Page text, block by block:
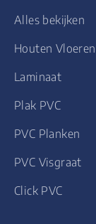
Alles bekijken
Houten Vloeren
Laminaat
Plak PVC
PVC Planken
PVC Visgraat
Click PVC